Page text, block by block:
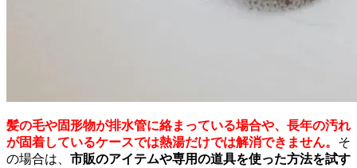
髪の毛や固形物が排水管に絡まっている場合や、長年の汚れ
が固着しているケースでは熱湯だけでは解消できません。 そ
の場合は、 市販のアイテムや専用の道具を使った方法を試す